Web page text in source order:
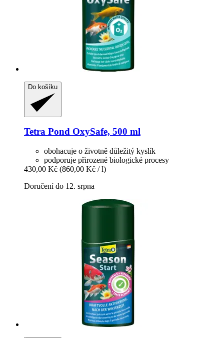
Do košíku
Tetra Pond OxySafe, 500 ml
obohacuje o životně důležitý kyslík
podporuje přirozené biologické procesy
430,00 Kč (860,00 Kč / l)
Doručení do 12. srpna